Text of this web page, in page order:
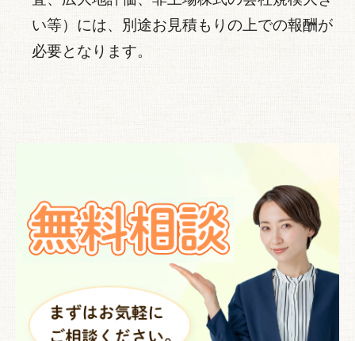
い等）には、別途お見積もりの上での報酬が
必要となります。